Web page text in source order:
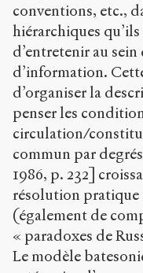
conventions, etc.,
hiérarchiques
d’entretenir au sein
d’information.
d’organiser la
penser les
circulation/
commun par
1986, p. 232]
résolution pratique
(également de
« paradoxes de
Le modèle